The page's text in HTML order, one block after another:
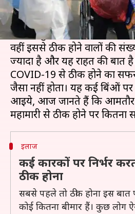
पूरी दुनिया में कोरोना वायरस से होने
(COVID-19) के कारण तीन
मौत हो चुकी है।
वहीं इससे ठीक होने वालों की
ज्यादा है और यह राहत की बात
COVID-19 से ठीक होने का
जैसा नहीं होता। यह कई बिंदुओं पर
आइये, आज जानते हैं कि आमतौर
इलाज
कई कारकों पर निर्भर
ठीक होना
सबसे पहले तो ठीक होना इस बात
कोई कितना बीमार हैं। कुछ लोग